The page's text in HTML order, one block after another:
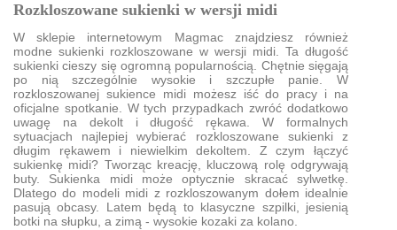
Rozkloszowane sukienki w wersji midi
W sklepie internetowym Magmac znajdziesz również
modne sukienki rozkloszowane w wersji midi. Ta długość
sukienki cieszy się ogromną popularnością. Chętnie sięgają
po nią szczególnie wysokie i szczupłe panie. W
rozkloszowanej sukience midi możesz iść do pracy i na
oficjalne spotkanie. W tych przypadkach zwróć dodatkowo
uwagę na dekolt i długość rękawa. W formalnych
sytuacjach najlepiej wybierać rozkloszowane sukienki z
długim rękawem i niewielkim dekoltem. Z czym łączyć
sukienkę midi? Tworząc kreację, kluczową rolę odgrywają
buty. Sukienka midi może optycznie skracać sylwetkę.
Dlatego do modeli midi z rozkloszowanym dołem idealnie
pasują obcasy. Latem będą to klasyczne szpilki, jesienią
botki na słupku, a zimą - wysokie kozaki za kolano.